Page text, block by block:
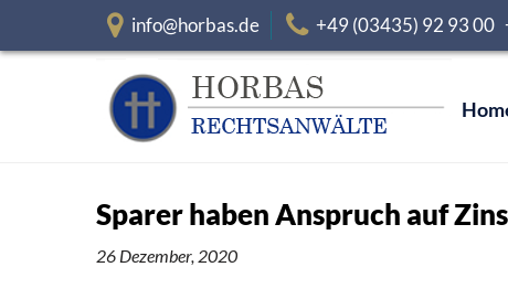
info@horbas.de +49 (03435) 92 93 00
Sparer haben Anspruch auf
26 Dezember, 2020